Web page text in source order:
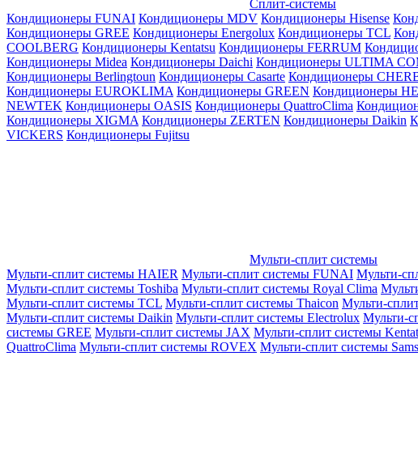
Сплит-системы
Кондиционеры FUNAI Кондиционеры MDV Кондиционеры Hisense
Кондиционеры GREE Кондиционеры Energolux Кондиционеры TCL
СOOLBERG Кондиционеры Kentatsu Кондиционеры FERRUM
Кондиционеры Midea Кондиционеры Daichi Кондиционеры ULTIMA
Кондиционеры Berlingtoun Кондиционеры Casarte Кондиционеры
Кондиционеры EUROKLIMA Кондиционеры GREEN Кондиционеры
NEWTEK Кондиционеры OASIS Кондиционеры QuattroClima
Кондиционеры XIGMA Кондиционеры ZERTEN Кондиционеры Daikin
VICKERS Кондиционеры Fujitsu
Мульти-сплит системы
Мульти-сплит системы HAIER Мульти-сплит системы FUNAI Мульти-
Мульти-сплит системы Toshiba Мульти-сплит системы Royal Clima
Мульти-сплит системы TCL Мульти-сплит системы Thaicon Мульти-
Мульти-сплит системы Daikin Мульти-сплит системы Electrolux Мульти-
системы GREE Мульти-сплит системы JAX Мульти-сплит системы
QuattroClima Мульти-сплит системы ROVEX Мульти-сплит системы